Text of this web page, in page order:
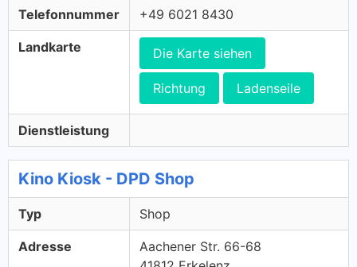
Telefonnummer +49 6021 8430
Landkarte Die Karte siehen
Richtung Ladenseile
Dienstleistung
Kino Kiosk - DPD Shop
Typ Shop
Adresse
Aachener Str. 66-68